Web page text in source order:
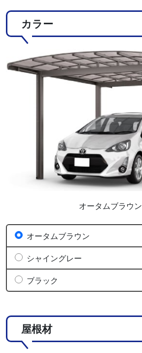
カラー
オータムブラウン
オータムブラウン
シャイングレー
ブラック
屋根材